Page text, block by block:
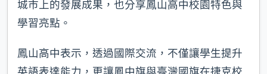
城市上的發展成果，也分享鳳山高中校園特色與
學習亮點。
鳳山高中表示，透過國際交流，不僅讓學生提升
英語表達能力，更讓鳳中旗與臺灣國旗在捷克校